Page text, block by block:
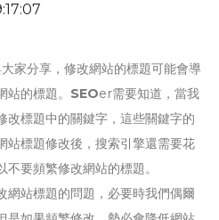
家分享，修改網站的標題可能會導
的標題。 SEOer需要知道，當我
改標題中的關鍵字，這些關鍵字的
站標題修改後，搜索引擎還需要花
不要頻繁修改網站的標題。
網站標題的問題，必要時我們偶爾